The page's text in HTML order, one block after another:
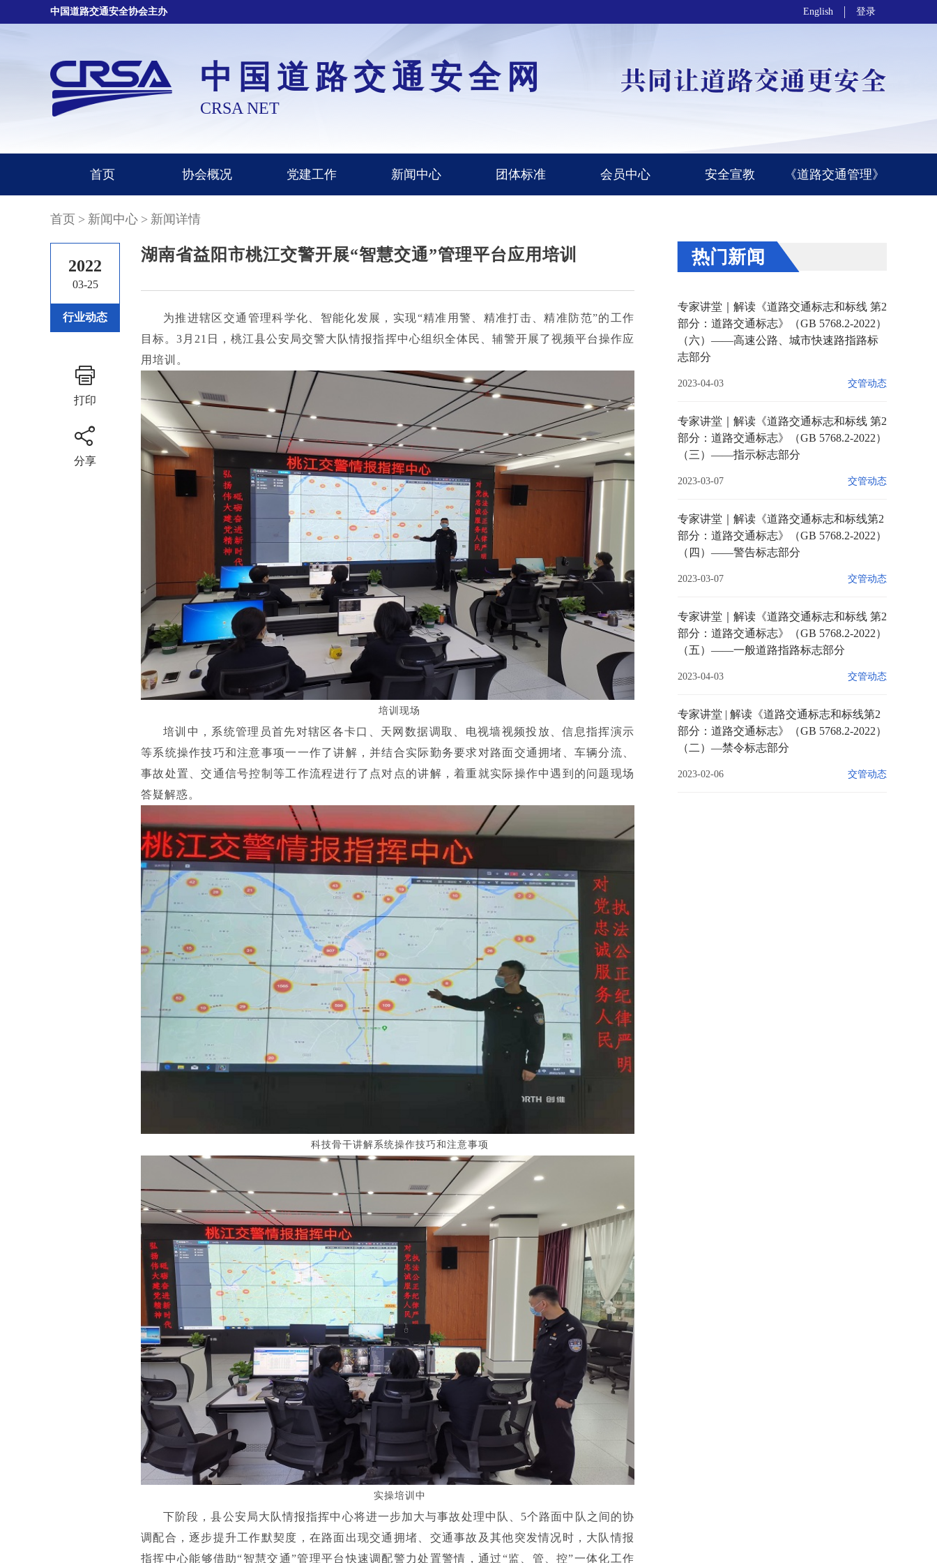
中国道路交通安全协会主办 English 登录
中国道路交通安全网
CRSA NET
首页 协会概况 党建工作 新闻中心 团体标准 会员中心 安全宣教 《道路交通管理》
首页 > 新闻中心 > 新闻详情
2022
03-25
行业动态
打印
分享
湖南省益阳市桃江交警开展“智慧交通”管理平台应用培训
为推进辖区交通管理科学化、智能化发展，实现“精准用警、精准打击、精准防范”的工作
目标。3月21日，桃江县公安局交警大队情报指挥中心组织全体民、辅警开展了视频平台操作应
用培训。
培训现场
培训中，系统管理员首先对辖区各卡口、天网数据调取、电视墙视频投放、信息指挥演示
等系统操作技巧和注意事项一一作了讲解，并结合实际勤务要求对路面交通拥堵、车辆分流、
事故处置、交通信号控制等工作流程进行了点对点的讲解，着重就实际操作中遇到的问题现场
答疑解惑。
科技骨干讲解系统操作技巧和注意事项
实操培训中
下阶段，县公安局大队情报指挥中心将进一步加大与事故处理中队、 5个路面中队之间的协
调配合，逐步提升工作默契度，在路面出现交通拥堵、交通事故及其他突发情况时，大队情报
指挥中心能够借助“智慧交通”管理平台快速调配警力处置警情，通过“监、管、控”一体化工作
热门新闻
专家讲堂｜解读《道路交通标志和标线 第2
部分：道路交通标志》（GB 5768.2-2022）
（六）——高速公路、城市快速路指路标
志部分
2023-04-03 交管动态
专家讲堂｜解读《道路交通标志和标线 第2
部分：道路交通标志》（GB 5768.2-2022）
（三）——指示标志部分
2023-03-07 交管动态
专家讲堂｜解读《道路交通标志和标线第2
部分：道路交通标志》（GB 5768.2-2022）
（四）——警告标志部分
2023-03-07 交管动态
专家讲堂｜解读《道路交通标志和标线 第2
部分：道路交通标志》（GB 5768.2-2022）
（五）——一般道路指路标志部分
2023-04-03 交管动态
专家讲堂 | 解读《道路交通标志和标线第2
部分：道路交通标志》（GB 5768.2-2022）
（二）—禁令标志部分
2023-02-06 交管动态